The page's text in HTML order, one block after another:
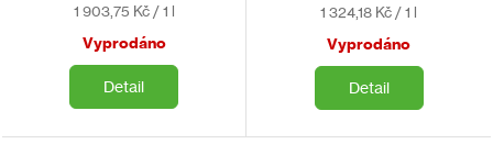
Měrná
1 903,75 Kč / 1 l
Vyprodáno
Detail
Měrná
1 324,18 Kč / 1 l
Vyprodáno
Detail